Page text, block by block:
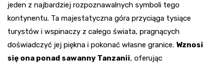
jeden z najbardziej rozpoznawalnych symboli tego
kontynentu. Ta majestatyczna góra przyciąga tysiące
turystów i wspinaczy z całego świata, pragnących
doświadczyć jej piękna i pokonać własne granice. Wznosi
się ona ponad sawanny Tanzanii, oferując